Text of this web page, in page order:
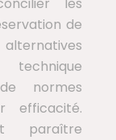
de
normes
efficacité.
paraître